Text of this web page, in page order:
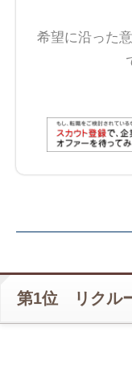
希望に沿った
第1位 リクル